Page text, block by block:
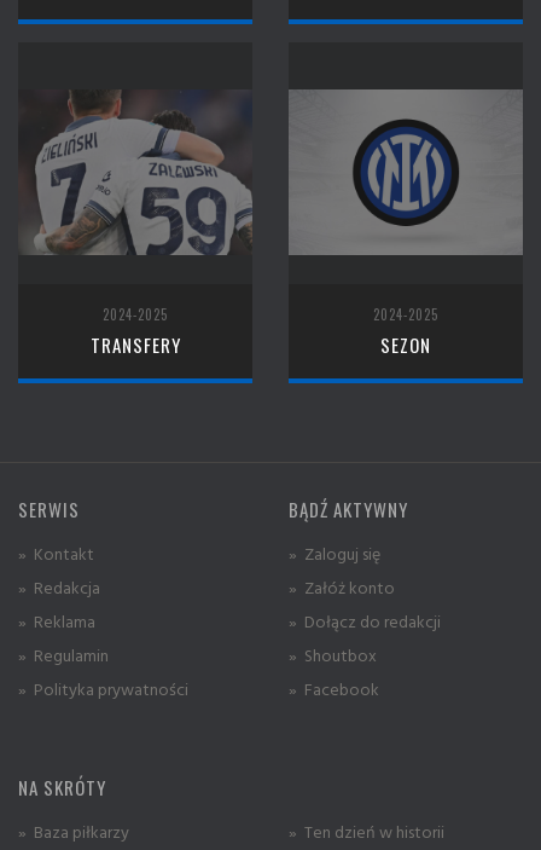
2024-2025
TRANSFERY
2024-2025
SEZON
SERWIS
» Kontakt
» Redakcja
» Reklama
» Regulamin
» Polityka prywatności
BĄDŹ AKTYWNY
» Zaloguj się
» Załóż konto
» Dołącz do redakcji
» Shoutbox
» Facebook
NA SKRÓTY
» Baza piłkarzy
» Ten dzień w historii